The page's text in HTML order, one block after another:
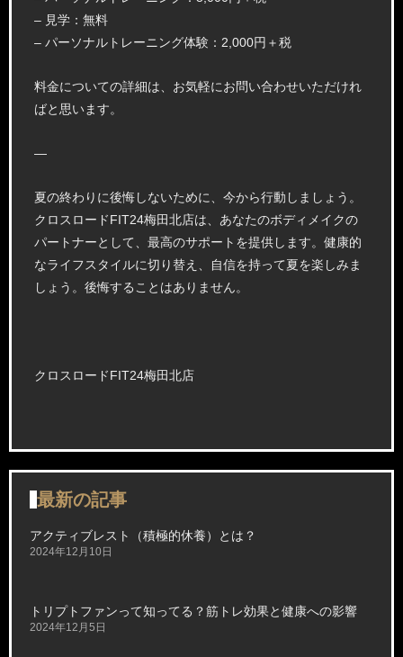
– 見学：無料
– パーソナルトレーニング体験：2,000円＋税
料金についての詳細は、お気軽にお問い合わせいただけれ
ばと思います。
—
夏の終わりに後悔しないために、今から行動しましょう。
クロスロードFIT24梅田北店は、あなたのボディメイクの
パートナーとして、最高のサポートを提供します。健康的
なライフスタイルに切り替え、自信を持って夏を楽しみま
しょう。後悔することはありません。
クロスロードFIT24梅田北店
最新の記事
アクティブレスト（積極的休養）とは？
2024年12月10日
トリプトファンって知ってる？筋トレ効果と健康への影響
2024年12月5日